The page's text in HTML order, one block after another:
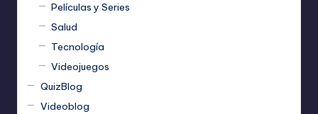
Películas y Series
Salud
Tecnología
Videojuegos
QuizBlog
Videoblog